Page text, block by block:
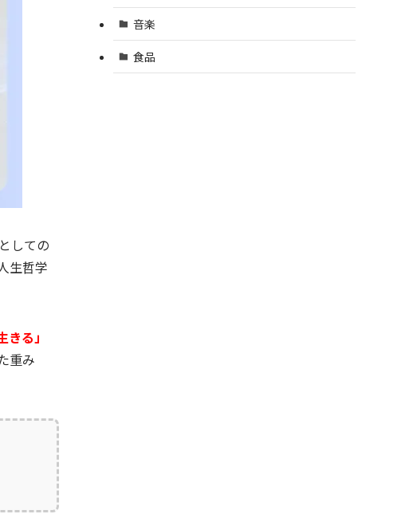
しての
生哲学
きる」
重み
音楽
食品